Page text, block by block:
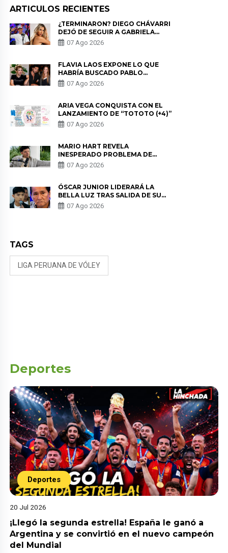
ARTICULOS RECIENTES
¿TERMINARON? DIEGO CHÁVARRI
DEJÓ DE SEGUIR A GABRIELA
HERRERA Y ANUNCIA SU SALIDA
DE PÓDCAST
07 Ago 2026
FLAVIA LAOS EXPONE LO QUE
HABRÍA BUSCADO PABLO
HEREDIA CON ALE FULLER: “UNA
DE LAS PARTES QUERÍA EL
07 Ago 2026
ARIA VEGA CONQUISTA CON EL
LANZAMIENTO DE “TOTOTO (+4)”
07 Ago 2026
MARIO HART REVELA
INESPERADO PROBLEMA DE
SALUD ANTES DE SEPARARSE DE
KORINA: “ME ENCONTRARON UN
07 Ago 2026
ÓSCAR JUNIOR LIDERARÁ LA
BELLA LUZ TRAS SALIDA DE SU
PADRE POR POLÉMICA CON
NALDY SALDAÑA
07 Ago 2026
TAGS
LIGA PERUANA DE VÓLEY
Deportes
Deportes
20 Jul 2026
¡Llegó la segunda estrella! España le ganó a
Argentina y se convirtió en el nuevo campeón
del Mundial